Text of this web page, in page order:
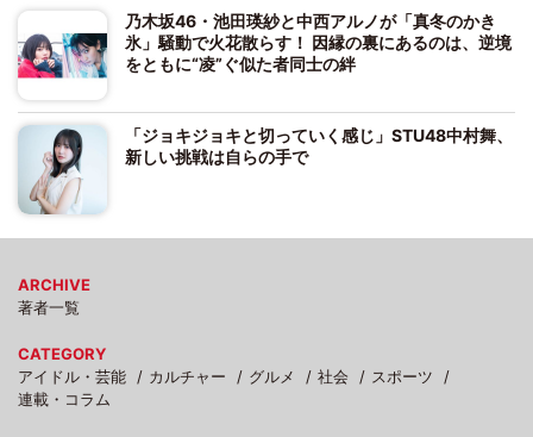
乃木坂46・池田瑛紗と中西アルノが「真冬のかき
氷」騒動で火花散らす！ 因縁の裏にあるのは、逆境
をともに“凌”ぐ似た者同士の絆
「ジョキジョキと切っていく感じ」STU48中村舞、
新しい挑戦は自らの手で
ARCHIVE
著者一覧
CATEGORY
アイドル・芸能
カルチャー グルメ 社会
スポーツ
連載・コラム